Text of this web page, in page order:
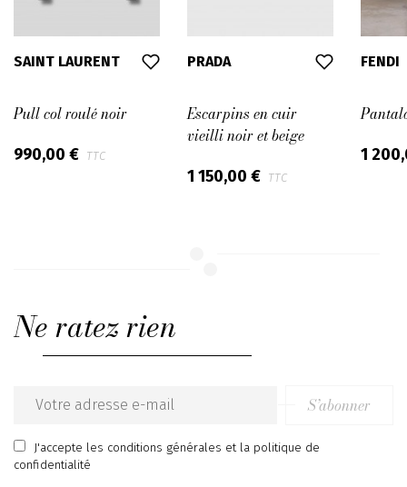
SAINT LAURENT
Pull col roulé noir
990,00 € TTC
PRADA
Escarpins en cuir
vieilli noir et beige
1 150,00 € TTC
FENDI
1
Ne ratez rien
Email
address
S’abonner
J'accepte les conditions générales et la politique de
confidentialité